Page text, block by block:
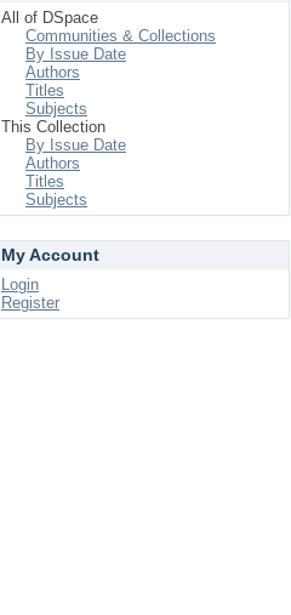
All of DSpace
Communities & Collections
By Issue Date
Authors
Titles
Subjects
This Collection
By Issue Date
Authors
Titles
Subjects
My Account
Login
Register